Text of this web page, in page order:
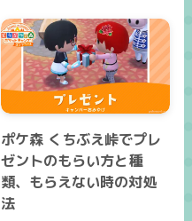
ポケ森 くちぶえ峠でプレ
ゼントのもらい方と種
類、もらえない時の対処
法